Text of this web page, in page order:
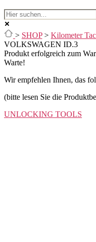
> SHOP > Kilometer
VOLKSWAGEN ID.3
Produkt erfolgreich zum
Warte!
Wir empfehlen Ihnen, das
(bitte lesen Sie die
UNLOCKING TOOLS